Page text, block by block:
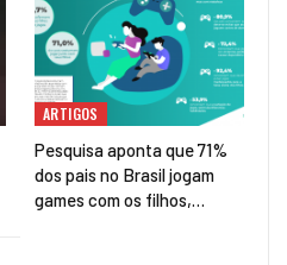
ARTIGOS
Pesquisa aponta que 71%
dos pais no Brasil jogam
games com os filhos,…